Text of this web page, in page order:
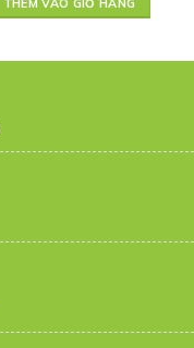
THÊM VÀO GIỎ HÀNG